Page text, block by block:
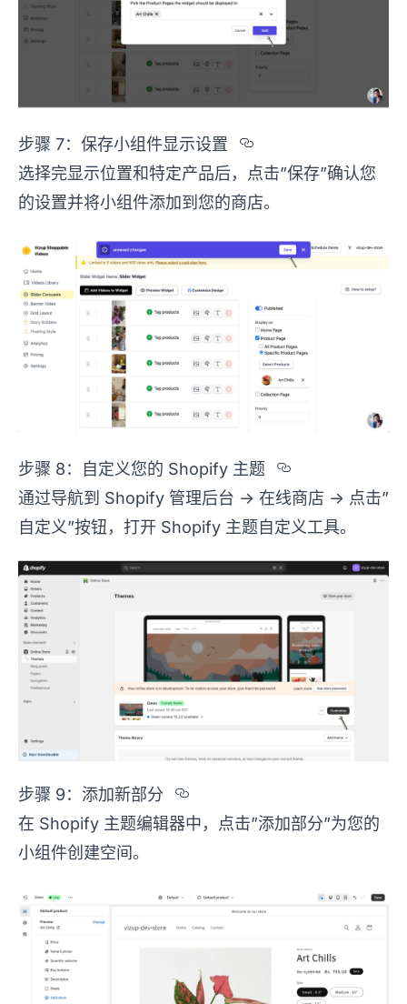
步骤 7：保存小组件显示设置
Section titled
选择完显示位置和特定产品后，点击”保存”确认您
的设置并将小组件添加到您的商店。
步骤 8：自定义您的 Shopify 主题
Section titled
通过导航到 Shopify 管理后台 -> 在线商店 -> 点击”
自定义”按钮，打开 Shopify 主题自定义工具。
步骤 9：添加新部分
Section titled
在 Shopify 主题编辑器中，点击”添加部分”为您的
小组件创建空间。